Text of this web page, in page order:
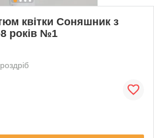
квітки Соняшник з
8 років №1